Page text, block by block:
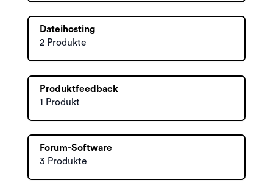
Dateihosting
2 Produkte
Produktfeedback
1 Produkt
Forum-Software
3 Produkte